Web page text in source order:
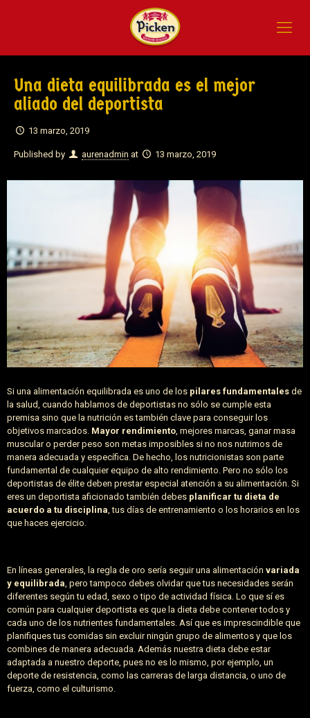
Una dieta equilibrada es el mejor
aliado del deportista
13 marzo, 2019
Published by aurenadmin at 13 marzo, 2019
Si una alimentación equilibrada es uno de los pilares fundamentales de
la salud, cuando hablamos de deportistas no sólo se cumple esta
premisa sino que la nutrición es también clave para conseguir los
objetivos marcados. Mayor rendimiento, mejores marcas, ganar masa
muscular o perder peso son metas imposibles si no nos nutrimos de
manera adecuada y específica. De hecho, los nutricionistas son parte
fundamental de cualquier equipo de alto rendimiento. Pero no sólo los
deportistas de élite deben prestar especial atención a su alimentación. Si
eres un deportista aficionado también debes planificar tu dieta de
acuerdo a tu disciplina, tus días de entrenamiento o los horarios en los
que haces ejercicio.
En líneas generales, la regla de oro sería seguir una alimentación variada
y equilibrada, pero tampoco debes olvidar que tus necesidades serán
diferentes según tu edad, sexo o tipo de actividad física. Lo que sí es
común para cualquier deportista es que la dieta debe contener todos y
cada uno de los nutrientes fundamentales. Así que es imprescindible que
planifiques tus comidas sin excluir ningún grupo de alimentos y que los
combines de manera adecuada. Además nuestra dieta debe estar
adaptada a nuestro deporte, pues no es lo mismo, por ejemplo, un
deporte de resistencia, como las carreras de larga distancia, o uno de
fuerza, como el culturismo.